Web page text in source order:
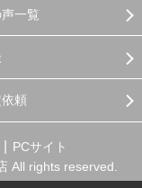
一覧
頼
PCサイト
All rights reserved.